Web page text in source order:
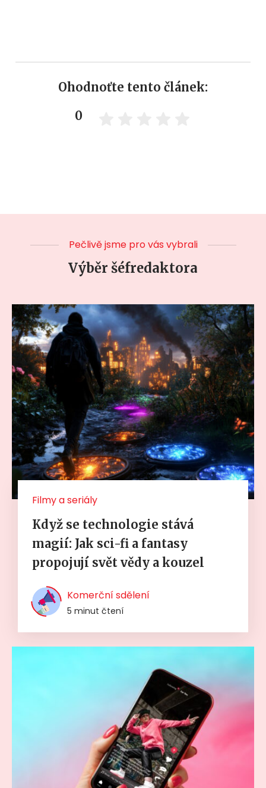
Ohodnoťte tento článek:
0
Pečlivě jsme pro vás vybrali
Výběr šéfredaktora
Filmy a seriály
Když se technologie stává
magií: Jak sci-fi a fantasy
propojují svět vědy a kouzel
Komerční sdělení
5 minut čtení